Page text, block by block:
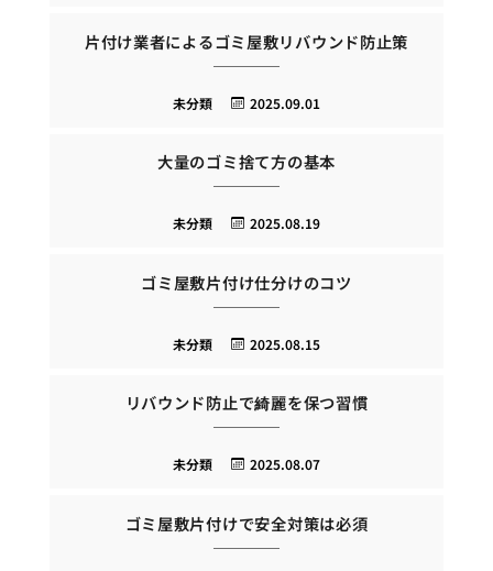
片付け業者によるゴミ屋敷リバウンド防止策
2025.09.01
未分類
大量のゴミ捨て方の基本
2025.08.19
未分類
ゴミ屋敷片付け仕分けのコツ
2025.08.15
未分類
リバウンド防止で綺麗を保つ習慣
2025.08.07
未分類
ゴミ屋敷片付けで安全対策は必須